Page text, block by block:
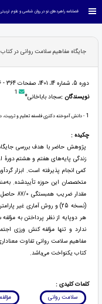
فصلنامه راهبردهای نو در روان شناسی و علوم تربیتی
جایگاه مفاهیم سلامت روانی در
دوره 5، شماره 14، 1401، صفحات 364 - 376
نویسندگان :سجاد باباخانی* 1
1 - دانش آموخته دکتری فلسفه تعلیم و تربیت،
چکیده :
پژوهش حاضر با هدف بررسی
کمی انجام پذیرفته است. ابزار
متخصصان این حوزه تأییدشده.
(نسخه 25) و روش آماری
هر دوپایه از نظر پرداختن به
ندارد و تنها مؤلفه کنش ورزی
مفاهیم سلامت روانی تفاوت
کتاب یکنواخت می‌باشد.
کلمات کلیدی :
سلامت روانی